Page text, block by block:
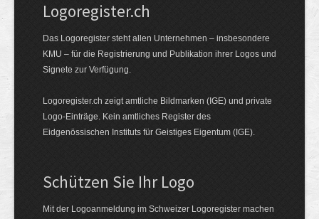
Logoregister.ch
Das Logoregister steht allen Unternehmen – insbesondere
KMU – für die Registrierung und Publikation ihrer Logos und
Signete zur Verfügung.
Logoregister.ch zeigt amtliche Bildmarken (IGE) und private
Logo-Einträge. Kein amtliches Register des
Eidgenössischen Instituts für Geistiges Eigentum (IGE).
Schützen Sie Ihr Logo
Mit der Logo­an­meldung im Schweizer Logo­register machen